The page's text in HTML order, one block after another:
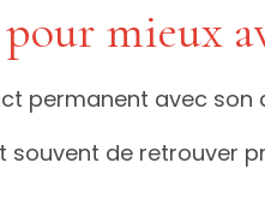
mieux
permanent avec
de retrouver